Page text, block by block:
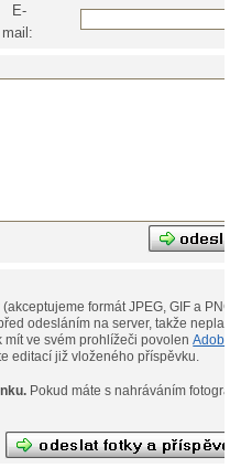
E-
mail:
(akceptujeme formát JPEG, GIF a
odesláním na server, takže
Musíte však mít ve svém prohlížeči povolen
editací již vloženého příspěvku.